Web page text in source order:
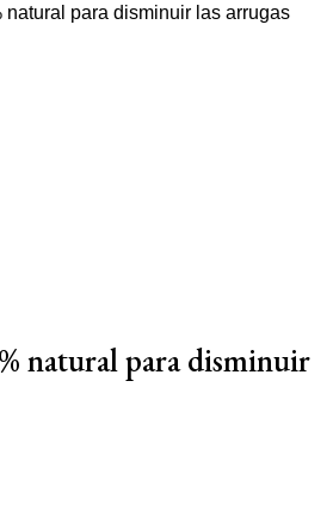
natural para disminuir